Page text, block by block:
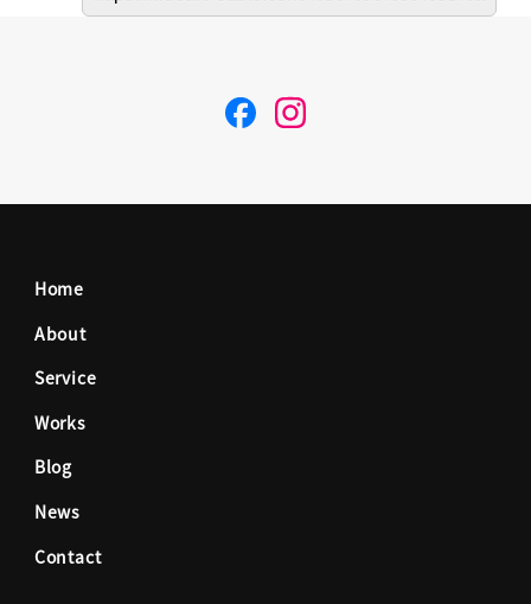
F I
Home
About
Service
Works
Blog
News
Contact